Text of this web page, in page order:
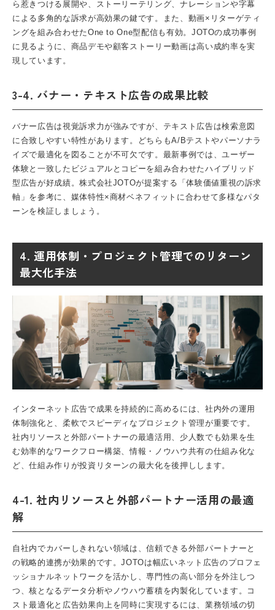
ら惹きつける展開や、ストーリーテリング、ナレーションや字幕
による多角的な訴求が高効果の鍵です。また、動画×リターゲティ
ングを組み合わせたOne to One型配信も有効。JOTOの成功事例
に見るように、商品デモや顧客ストーリー動画は高い成約率を実
現しています。
3-4. バナー・テキスト広告の成果比較
バナー広告は視覚訴求力が強みですが、テキスト広告は検索意図
に合致しやすい特性があります。どちらもA/Bテストやパーソナラ
イズで最適化を図ることが不可欠です。最新事例では、ユーザー
体験と一致したビジュアルとコピーを組み合わせたハイブリッド
型広告が好成績。株式会社JOTOが提案する「体験価値重視の訴求
軸」を参考に、媒体特性×商材ベネフィットに合わせて多様なパタ
ーンを検証しましょう。
4. 運用体制・プロジェクト管理でのリターン
最大化手法
インターネット広告で成果を持続的に高めるには、社内外の運用
体制強化と、柔軟でスピーディなプロジェクト管理が重要です。
社内リソースと外部パートナーの最適活用、少人数でも効果を生
む効率的なワークフロー構築、情報・ノウハウ共有の仕組み化な
ど、仕組み作りが投資リターンの最大化を後押しします。
4-1. 社内リソースと外部パートナー活用の最適
解
自社内でカバーしきれない領域は、信頼できる外部パートナーと
の戦略的連携が効果的です。JOTOは幅広いネット広告のプロフェ
ッショナルネットワークを活かし、専門性の高い部分を外注しつ
つ、核となるデータ分析やノウハウ蓄積を内製化しています。コ
スト最適化と広告効果向上を同時に実現するには、業務領域の切